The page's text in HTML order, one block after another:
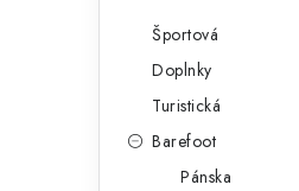
Športová
Doplnky
Turistická
Barefoot
Pánska